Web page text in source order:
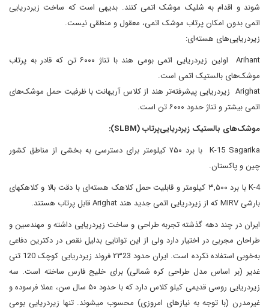
شوند و اقدام به شلیک موشک اتمی کنند. بدیهی است که ساخت زیردریایی
اتمی بدون امکان پرتاب موشک اتمی، معقول و منطقی نیست.
زیردریایی‌های هسته‌ای:
Arihant اولین زیردریایی اتمی بومی هند با تناژ ۶۰۰۰ تن که قادر به پرتاب
موشک‌های بالستیک اتمی است.
Arighat زیردریایی پیشرفته‌تر هند از کلاس آریهانت با ظرفیت حمل موشک‌های
اتمی بیشتر و تناژ حدود ۶۰۰۰ تن است.
موشک‌های بالستیک زیردریایی‌پرتاب (SLBM):
K-15 Sagarika با برد ۷۵۰ کیلومتر برای دسترسی به بخشی از مناطق کشور
چین و پاکستان.
K-4 با برد ۳,۵۰۰ کیلومتر و قابلیت حمل کلاهک هسته‌ای با دقت بالا و کلاهک­های
بارشی MIRV که از زیردریایی اتمی جدید هند Arighat قابل پرتاب هستند.
ایران در چند دهه گذشته تجربه طراحی و ساخت زیردریایی داشته و مهندسین و
طراحان مجربی در اختیار دارد ولی از این توانایی بدلیل نقص در دکترین دفاعی
به‌خوبی استفاده نکرده است. ایران حدود ۲۳23 فروند زیردریایی کوچک 120 تنی
غدیر (بر اساس مدل طراحی کره شمالی) برای خلیج فارس ساخته است. سه
زیردریایی روسی قدیمی کیلو کلاس دارد که با حدود ۵۰ سال سن، عملا فرسوده و
غیرمدرن (با توجه به نیازهای امروزی) محسوب می­شوند. تنها زیردریایی بومی